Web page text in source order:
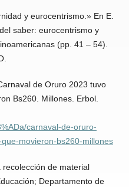
y eurocentrismo.» En E.
saber: eurocentrismo y
(pp. 41 – 54).
de Oruro 2023 tuvo
Bs260. Millones. Erbol.
carnaval-de-oruro-
movieron-bs260-millones
de material
Departamento de